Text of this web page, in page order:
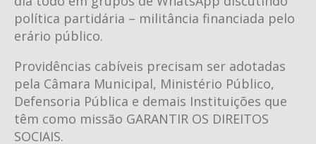
política partidária – militância financiada pelo
erário público.
Providências cabíveis precisam ser adotadas
pela Câmara Municipal, Ministério Público,
Defensoria Pública e demais Instituições que
têm como missão GARANTIR OS DIREITOS
SOCIAIS.